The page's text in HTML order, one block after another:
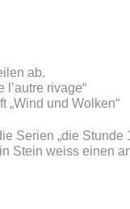
ab.
l’autre rivage“
„Wind und Wolken“
Serien „die Stunde
Stein weiss einen